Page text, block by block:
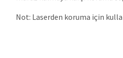
Not: Laserden koruma için